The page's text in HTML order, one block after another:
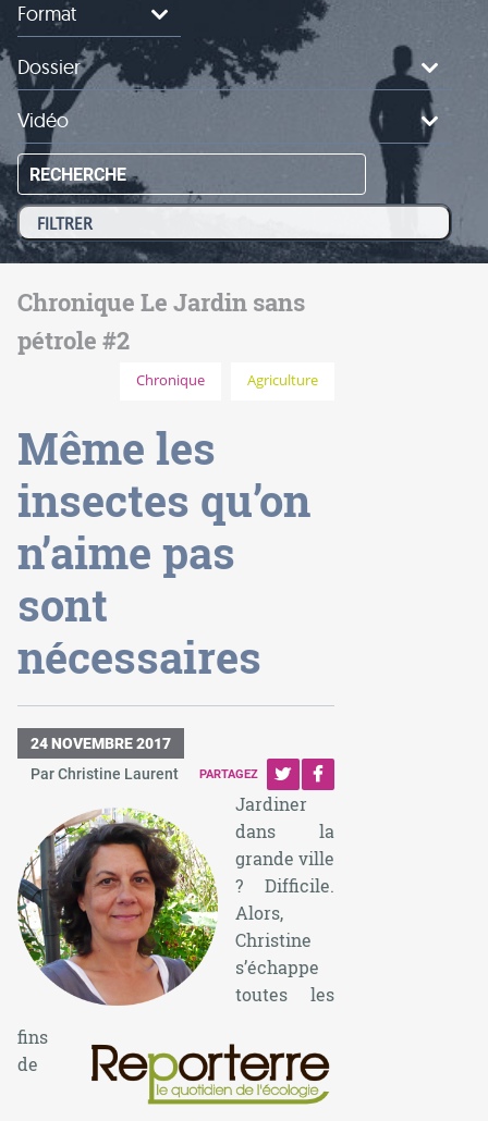
Format
Dossier
Vidéo
RECHERCHE
Chronique Le Jardin sans
pétrole #2
Chronique Agriculture
Même les
insectes qu’on
n’aime pas
sont
nécessaires
24 NOVEMBRE 2017
Par Christine Laurent
PARTAGEZ
Jardiner
dans la
grande ville
? Difficile.
Alors,
Christine
s’échappe
toutes les
fins
de